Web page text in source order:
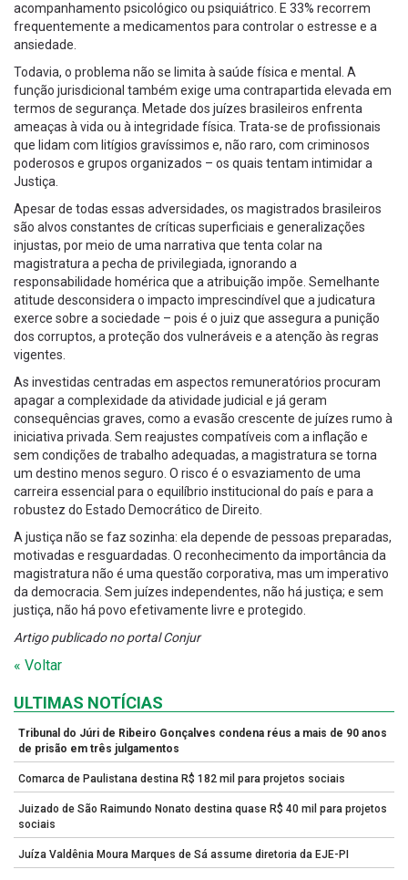
acompanhamento psicológico ou psiquiátrico. E 33% recorrem
frequentemente a medicamentos para controlar o estresse e a
ansiedade.
Todavia, o problema não se limita à saúde física e mental. A
função jurisdicional também exige uma contrapartida elevada em
termos de segurança. Metade dos juízes brasileiros enfrenta
ameaças à vida ou à integridade física. Trata-se de profissionais
que lidam com litígios gravíssimos e, não raro, com criminosos
poderosos e grupos organizados – os quais tentam intimidar a
Justiça.
Apesar de todas essas adversidades, os magistrados brasileiros
são alvos constantes de críticas superficiais e generalizações
injustas, por meio de uma narrativa que tenta colar na
magistratura a pecha de privilegiada, ignorando a
responsabilidade homérica que a atribuição impõe. Semelhante
atitude desconsidera o impacto imprescindível que a judicatura
exerce sobre a sociedade – pois é o juiz que assegura a punição
dos corruptos, a proteção dos vulneráveis e a atenção às regras
vigentes.
As investidas centradas em aspectos remuneratórios procuram
apagar a complexidade da atividade judicial e já geram
consequências graves, como a evasão crescente de juízes rumo à
iniciativa privada. Sem reajustes compatíveis com a inflação e
sem condições de trabalho adequadas, a magistratura se torna
um destino menos seguro. O risco é o esvaziamento de uma
carreira essencial para o equilíbrio institucional do país e para a
robustez do Estado Democrático de Direito.
A justiça não se faz sozinha: ela depende de pessoas preparadas,
motivadas e resguardadas. O reconhecimento da importância da
magistratura não é uma questão corporativa, mas um imperativo
da democracia. Sem juízes independentes, não há justiça; e sem
justiça, não há povo efetivamente livre e protegido.
Artigo publicado no portal Conjur
« Voltar
ULTIMAS NOTÍCIAS
Tribunal do Júri de Ribeiro Gonçalves condena réus a mais de 90 anos
de prisão em três julgamentos
Comarca de Paulistana destina R$ 182 mil para projetos sociais
Juizado de São Raimundo Nonato destina quase R$ 40 mil para projetos
sociais
Juíza Valdênia Moura Marques de Sá assume diretoria da EJE-PI